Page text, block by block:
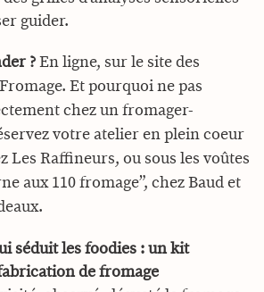
guider.
? En ligne, sur le site des
Et pourquoi ne pas
chez un fromager-
votre atelier en plein coeur
Les Raffineurs, ou sous les voûtes
aux 110 fromage”, chez Baud et
séduit les foodies : un kit
de fromage